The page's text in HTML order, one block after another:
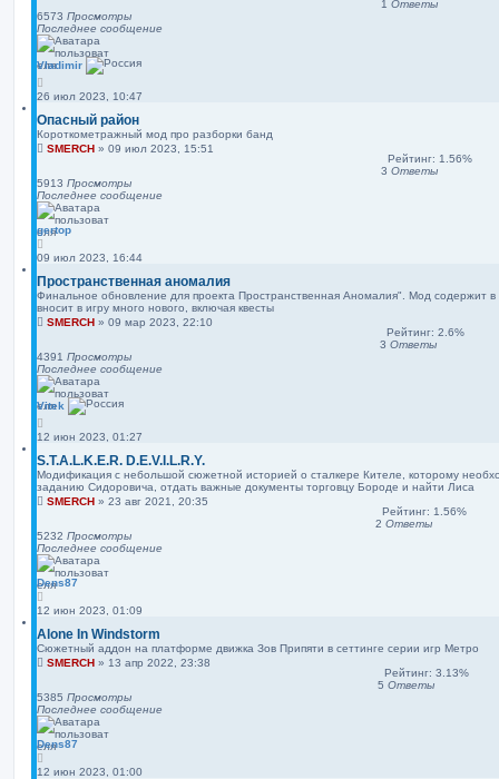
1 Ответы
6573 Просмотры
Последнее сообщение
Vladimir
26 июл 2023, 10:47
Опасный район
Короткометражный мод про разборки банд
SMERCH » 09 июл 2023, 15:51
Рейтинг: 1.56%
3 Ответы
5913 Просмотры
Последнее сообщение
gertop
09 июл 2023, 16:44
Пространственная аномалия
Финальное обновление для проекта Пространственная Аномалия". Мод содержит в
вносит в игру много нового, включая квесты
SMERCH » 09 мар 2023, 22:10
Рейтинг: 2.6%
3 Ответы
4391 Просмотры
Последнее сообщение
Vitek
12 июн 2023, 01:27
S.T.A.L.K.E.R. D.E.V.I.L.R.Y.
Модификация с небольшой сюжетной историей о сталкере Кителе, которому
заданию Сидоровича, отдать важные документы торговцу Бороде и найти Лиса
SMERCH » 23 авг 2021, 20:35
Рейтинг: 1.56%
2 Ответы
5232 Просмотры
Последнее сообщение
Dens87
12 июн 2023, 01:09
Alone In Windstorm
Сюжетный аддон на платформе движка Зов Припяти в сеттинге серии игр Метро
SMERCH » 13 апр 2022, 23:38
Рейтинг: 3.13%
5 Ответы
5385 Просмотры
Последнее сообщение
Dens87
12 июн 2023, 01:00